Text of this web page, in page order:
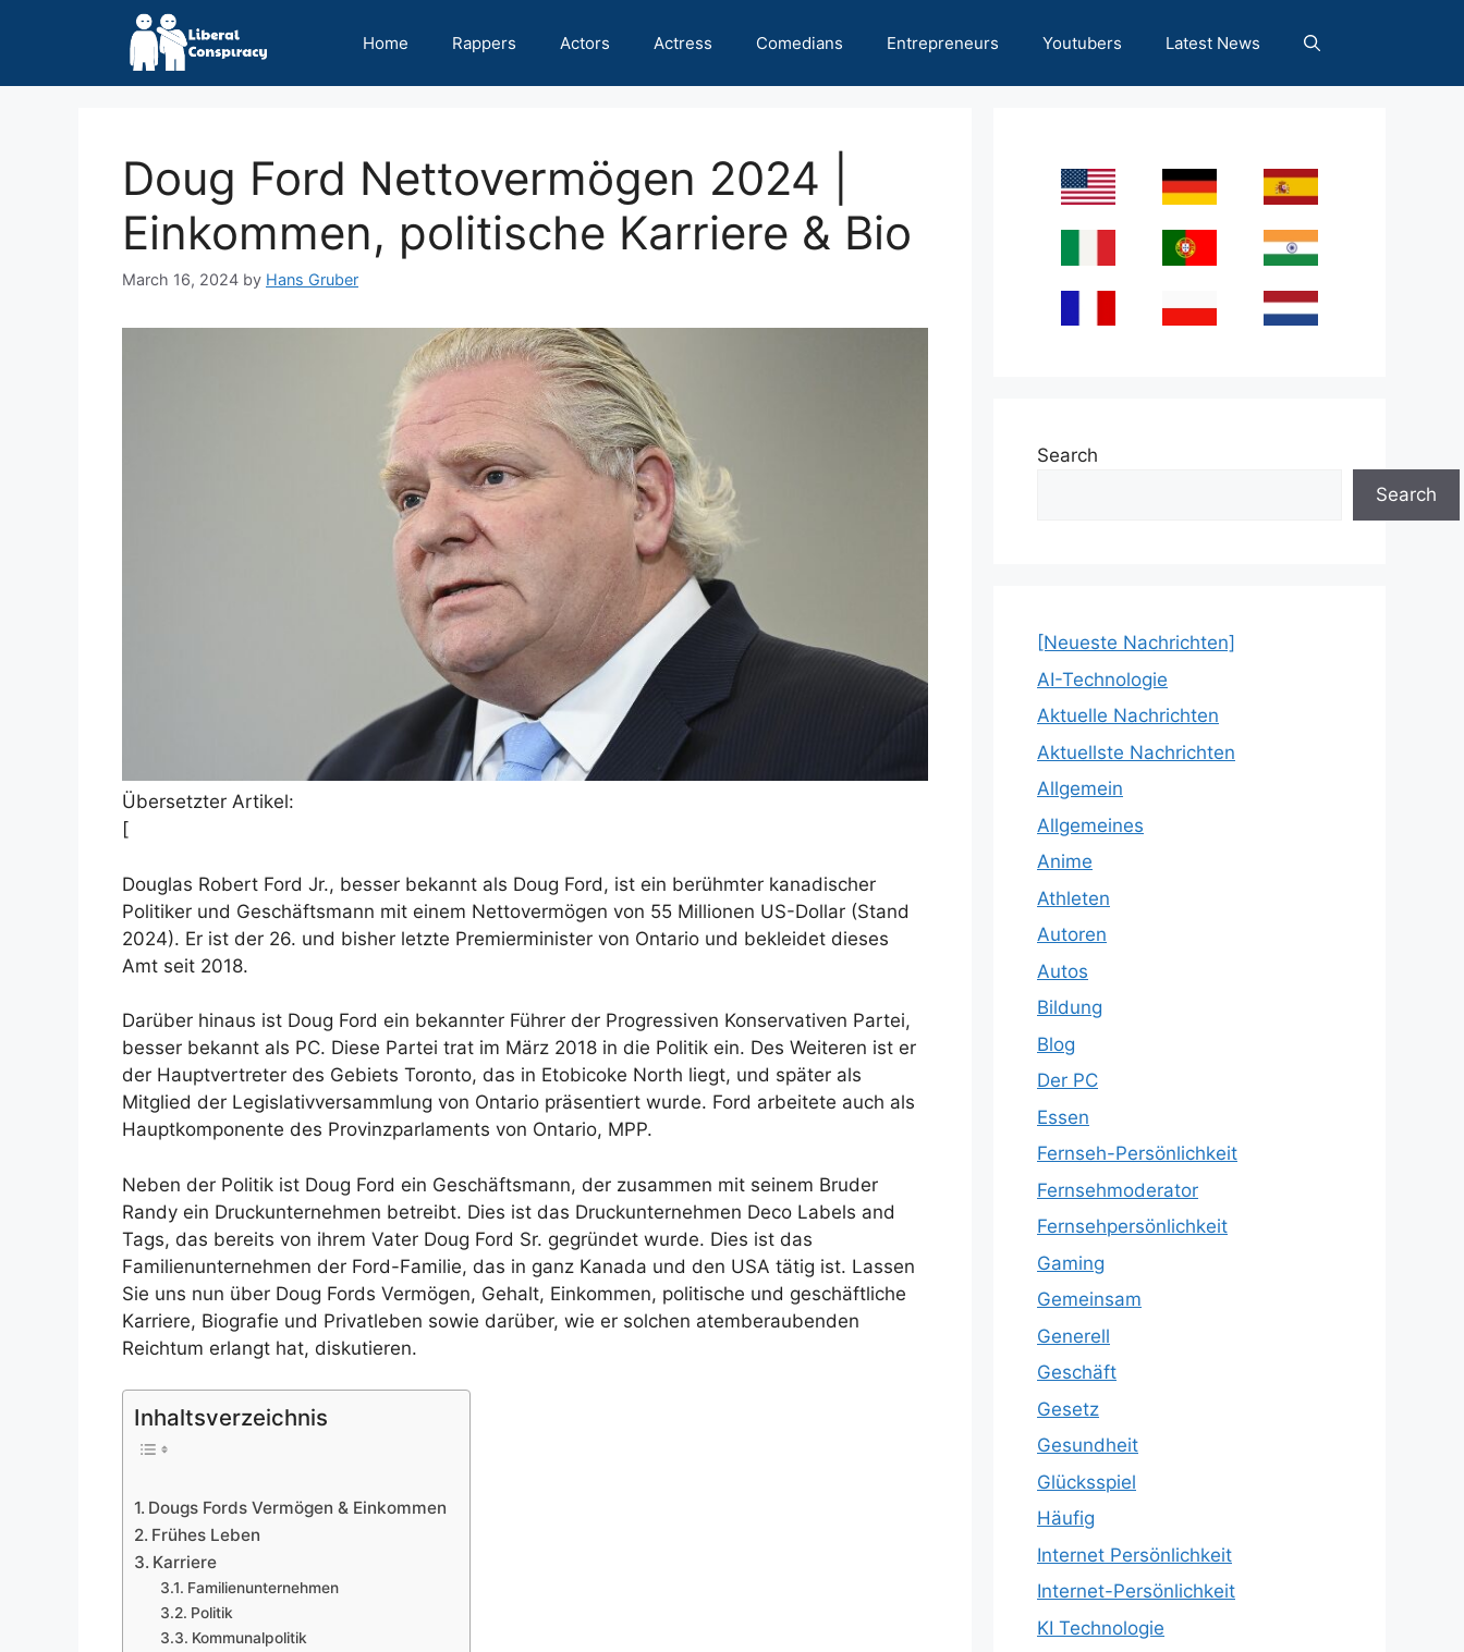
Home Rappers Actors Actress Comedians Entrepreneurs Youtubers Latest News
Doug Ford Nettovermögen 2024 |
Einkommen, politische Karriere & Bio
March 16, 2024 by Hans Gruber
Übersetzter Artikel:
[
Douglas Robert Ford Jr., besser bekannt als Doug Ford, ist ein berühmter kanadischer
Politiker und Geschäftsmann mit einem Nettovermögen von 55 Millionen US-Dollar (Stand
2024). Er ist der 26. und bisher letzte Premierminister von Ontario und bekleidet dieses
Amt seit 2018.
Darüber hinaus ist Doug Ford ein bekannter Führer der Progressiven Konservativen Partei,
besser bekannt als PC. Diese Partei trat im März 2018 in die Politik ein. Des Weiteren ist er
der Hauptvertreter des Gebiets Toronto, das in Etobicoke North liegt, und später als
Mitglied der Legislativversammlung von Ontario präsentiert wurde. Ford arbeitete auch als
Hauptkomponente des Provinzparlaments von Ontario, MPP.
Neben der Politik ist Doug Ford ein Geschäftsmann, der zusammen mit seinem Bruder
Randy ein Druckunternehmen betreibt. Dies ist das Druckunternehmen Deco Labels and
Tags, das bereits von ihrem Vater Doug Ford Sr. gegründet wurde. Dies ist das
Familienunternehmen der Ford-Familie, das in ganz Kanada und den USA tätig ist. Lassen
Sie uns nun über Doug Fords Vermögen, Gehalt, Einkommen, politische und geschäftliche
Karriere, Biografie und Privatleben sowie darüber, wie er solchen atemberaubenden
Reichtum erlangt hat, diskutieren.
Inhaltsverzeichnis
Dougs Fords Vermögen & Einkommen
Frühes Leben
Karriere
Familienunternehmen
Politik
Kommunalpolitik
Search
Search
[Neueste Nachrichten]
AI-Technologie
Aktuelle Nachrichten
Aktuellste Nachrichten
Allgemein
Allgemeines
Anime
Athleten
Autoren
Autos
Bildung
Blog
Der PC
Essen
Fernseh-Persönlichkeit
Fernsehmoderator
Fernsehpersönlichkeit
Gaming
Gemeinsam
Generell
Geschäft
Gesetz
Gesundheit
Glücksspiel
Häufig
Internet Persönlichkeit
Internet-Persönlichkeit
KI Technologie